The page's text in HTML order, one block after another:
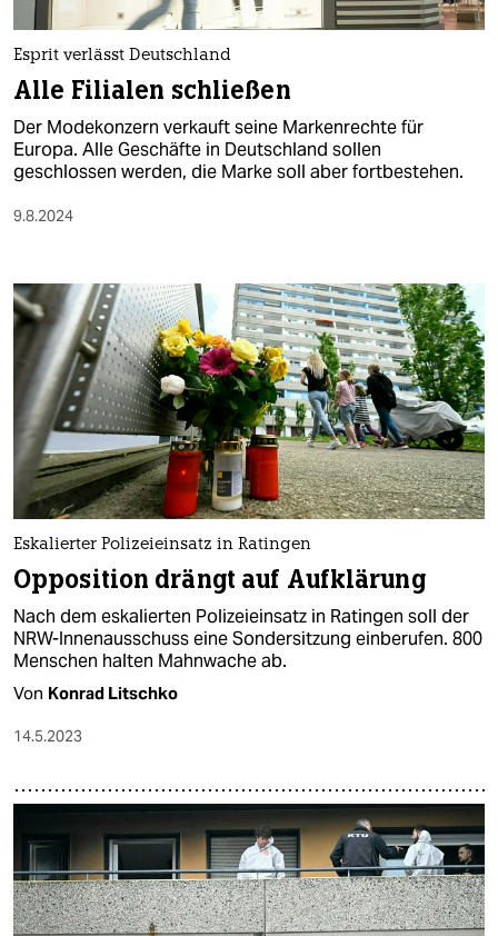
nord
wahrheit
verlag
shop
fragen & hilfe
unterstützen
abo
genossenschaft
epaper login
Esprit verlässt Deutschland
Alle Filialen schließen
Der Modekonzern verkauft seine Markenrechte für
Europa. Alle Geschäfte in Deutschland sollen
geschlossen werden, die Marke soll aber fortbestehen.
9.8.2024
Eskalierter Polizeieinsatz in Ratingen
Opposition drängt auf Aufklärung
Nach dem eskalierten Polizeieinsatz in Ratingen soll der
NRW-Innenausschuss eine Sondersitzung einberufen. 800
Menschen halten Mahnwache ab.
Von Konrad Litschko
14.5.2023